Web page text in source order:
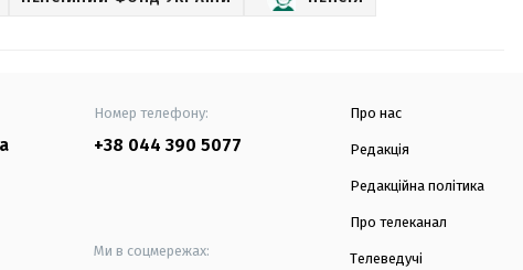
Номер телефону:
+38 044 390 5077
Ми в соцмережах:
Про нас
Редакція
Редакційна політика
Про телеканал
Телеведучі